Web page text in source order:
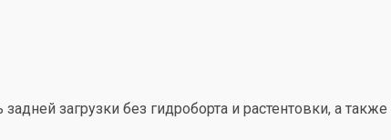
загрузки без гидроборта и растентовки, а также